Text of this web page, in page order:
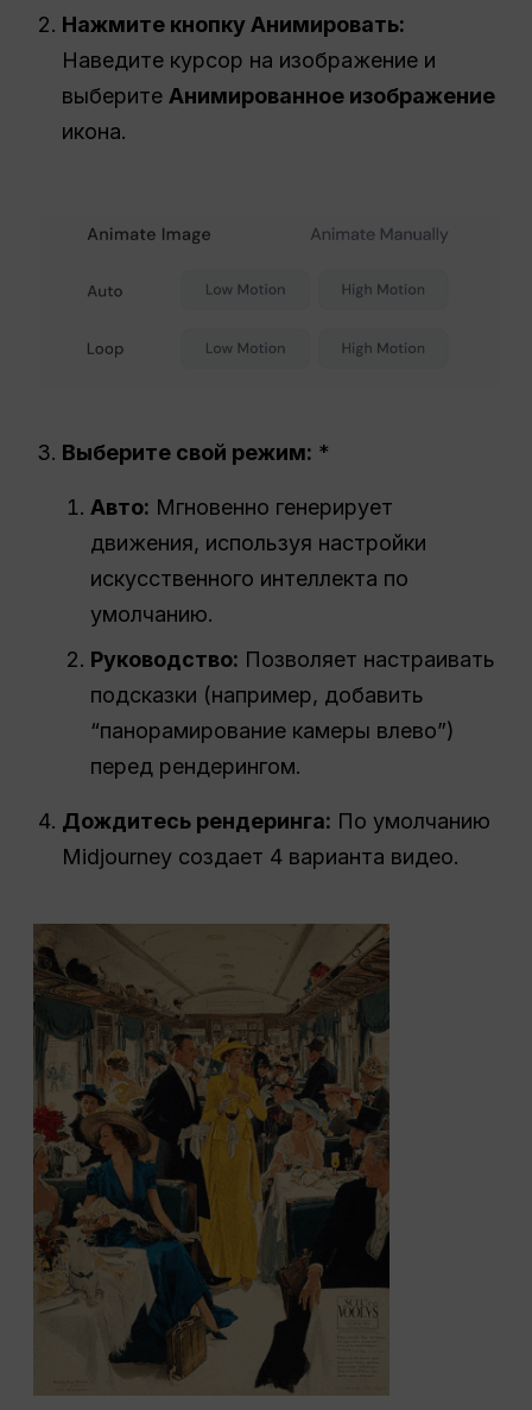
Нажмите кнопку Анимировать:
Наведите курсор на изображение и
выберите Анимированное изображение
икона.
Выберите свой режим: *
Авто: Мгновенно генерирует
движения, используя настройки
искусственного интеллекта по
умолчанию.
Руководство: Позволяет настраивать
подсказки (например, добавить
“панорамирование камеры влево”)
перед рендерингом.
Дождитесь рендеринга: По умолчанию
Midjourney создает 4 варианта видео.